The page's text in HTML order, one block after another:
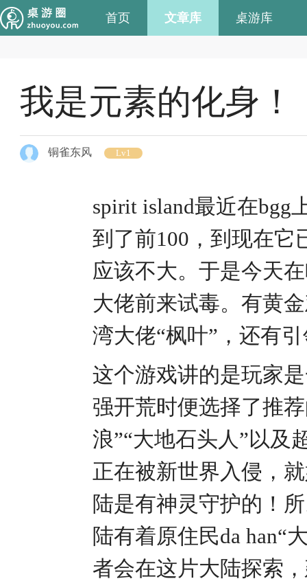
首页 文章库 桌游库
我是元素的化身！
铜雀东风 Lv1
spirit island最近在bgg
到了前100，到现在它
应该不大。于是今天
大佬前来试毒。有黄
湾大佬“枫叶”，还有
这个游戏讲的是玩家
强开荒时便选择了推
浪”“大地石头人”以及
正在被新世界入侵，
陆是有神灵守护的！
陆有着原住民da han“
者会在这片大陆探索